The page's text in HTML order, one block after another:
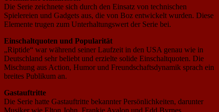
Die Serie zeichnete sich durch den Einsatz von technischen
Spielereien und Gadgets aus, die von Boz entwickelt wurden. Diese
Elemente trugen zum Unterhaltungswert der Serie bei.
Einschaltquoten und Popularität
„Riptide“ war während seiner Laufzeit in den USA genau wie in
Deutschland sehr beliebt und erzielte solide Einschaltquoten. Die
Mischung aus Action, Humor und Freundschaftsdynamik sprach ein
breites Publikum an.
Gastauftritte
Die Serie hatte Gastauftritte bekannter Persönlichkeiten, darunter
Musiker wie Elton John, Frankie Avalon und Edd Byrnes.